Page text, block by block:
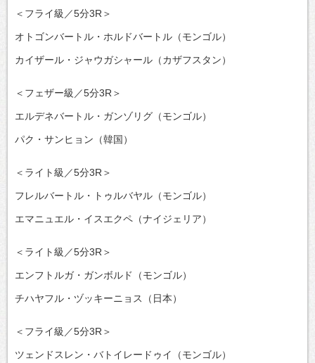
＜フライ級／5分3R＞
オトゴンバートル・ホルドバートル（モンゴル）
カイザール・ジャウガシャール（カザフスタン）
＜フェザー級／5分3R＞
エルデネバートル・ガンゾリグ（モンゴル）
パク・サンヒョン（韓国）
＜ライト級／5分3R＞
フレルバートル・トゥルバヤル（モンゴル）
エマニュエル・イスエクペ（ナイジェリア）
＜ライト級／5分3R＞
エンフトルガ・ガンボルド（モンゴル）
チハヤフル・ヅッキーニョス（日本）
＜フライ級／5分3R＞
ツェンドスレン・バトイレードゥイ（モンゴル）